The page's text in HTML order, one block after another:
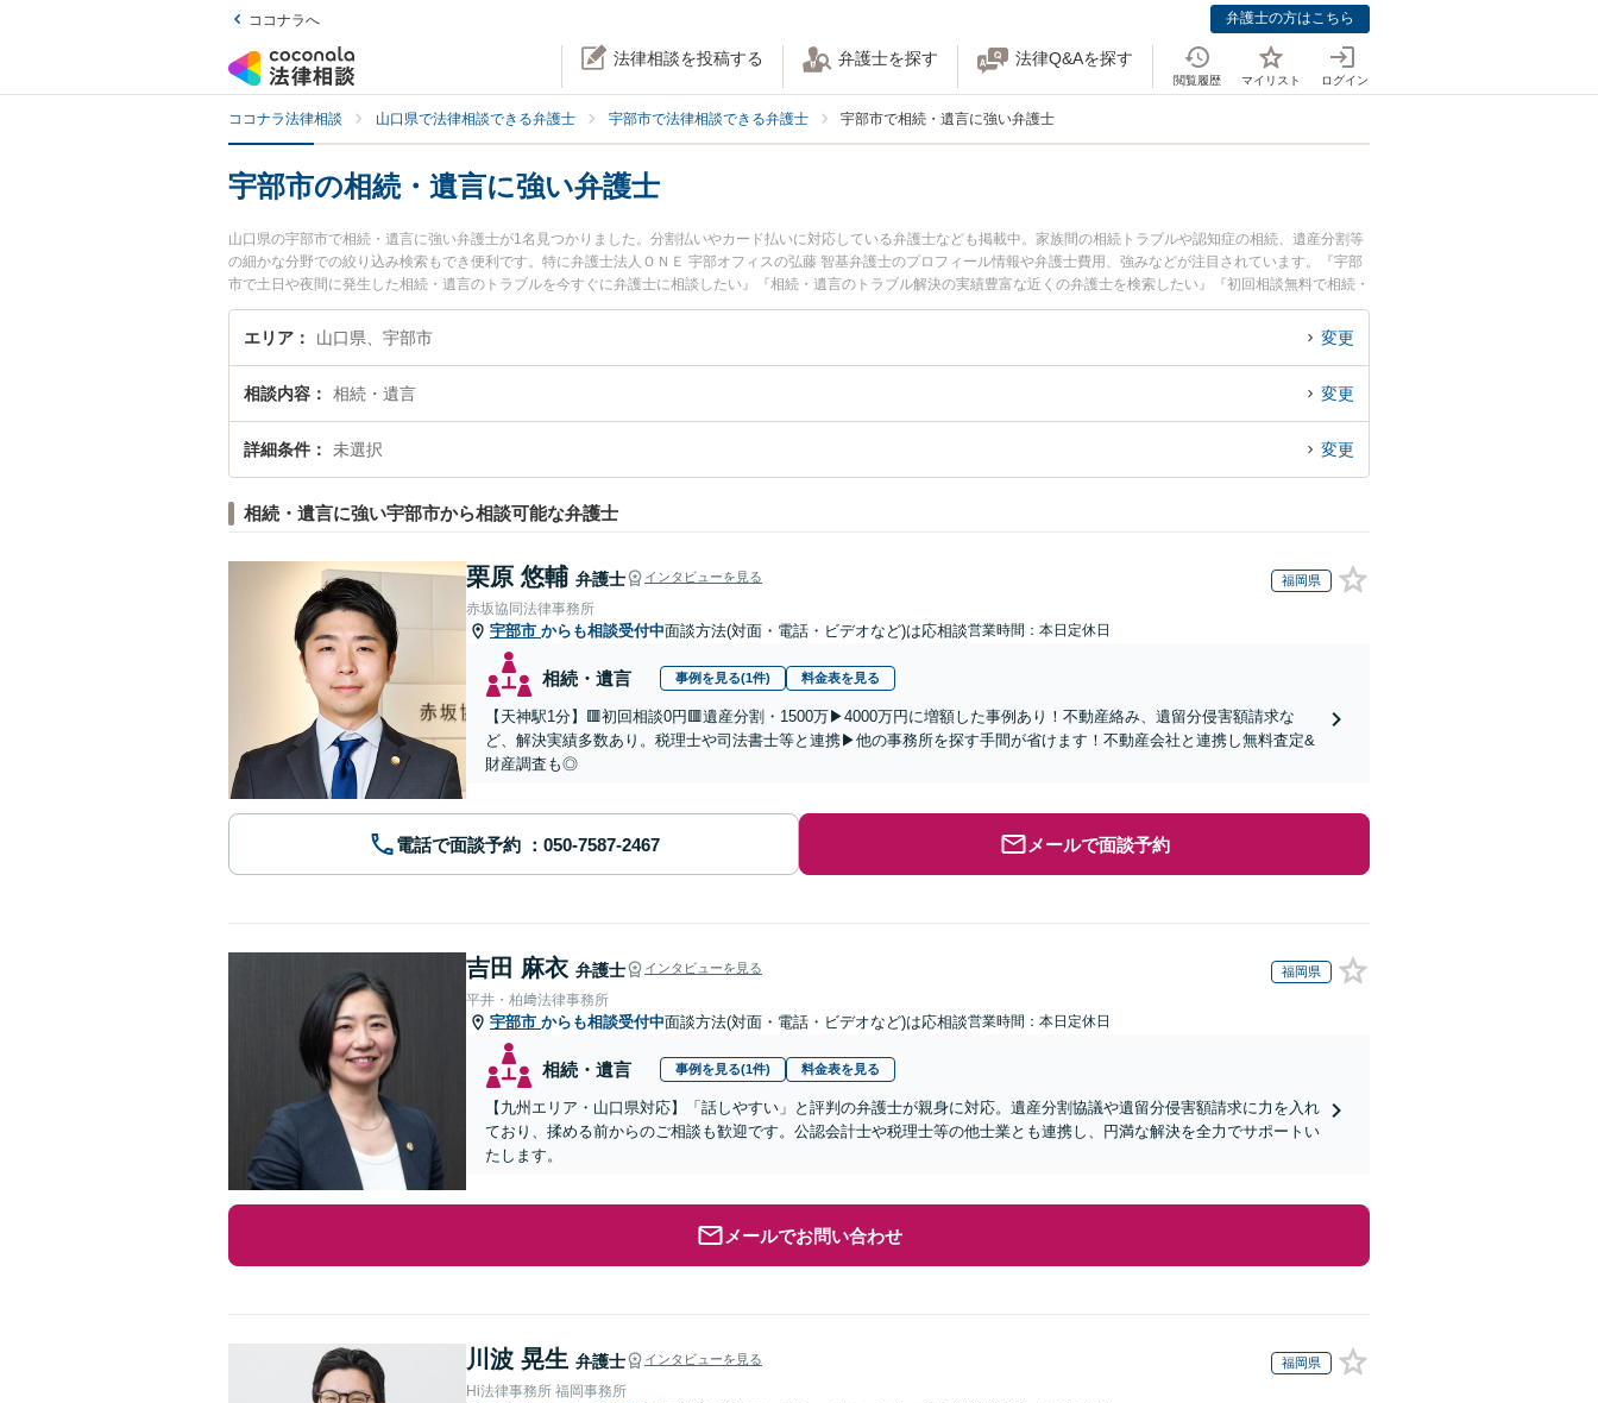
ココナラへ 弁護士の方はこちら
法律相談を投稿する 弁護士を探す 法律Q&Aを探す
閲覧履歴 マイリスト ログイン
ココナラ法律相談 山口県で法律相談できる弁護士 宇部市で法律相談できる弁護士 宇部市で相続・遺言に強い弁護士
宇部市の相続・遺言に強い弁護士
山口県の宇部市で相続・遺言に強い弁護士が1名見つかりました。分割払いやカード払いに対応している弁護士なども掲載中。家族間の相続トラブルや認知症の相続、遺産分割等
の細かな分野での絞り込み検索もでき便利です。特に弁護士法人ＯＮＥ 宇部オフィスの弘藤 智基弁護士のプロフィール情報や弁護士費用、強みなどが注目されています。『宇部
市で土日や夜間に発生した相続・遺言のトラブルを今すぐに弁護士に相談したい』『相続・遺言のトラブル解決の実績豊富な近くの弁護士を検索したい』『初回相談無料で相続・
遺言を法律相談できる宇部市内の弁護士に相談予約したい』などでお困りの相談者さんにおすすめです。
エリア 山口県、宇部市 変更
相談内容 相続・遺言 変更
詳細条件 未選択 変更
相続・遺言に強い宇部市から相談可能な弁護士
栗原 悠輔 弁護士 インタビューを見る 福岡県
赤坂協同法律事務所
宇部市 からも相談受付中面談方法(対面・電話・ビデオなど)は応相談営業時間：本日定休日
相続・遺言 事例を見る(1件) 料金表を見る
【天神駅1分】🟥初回相談0円🟥遺産分割・1500万▶4000万円に増額した事例あり！不動産絡み、遺留分侵害額請求な
ど、解決実績多数あり。税理士や司法書士等と連携▶他の事務所を探す手間が省けます！不動産会社と連携し無料査定&
財産調査も◎
電話で面談予約 メールで面談予約
吉田 麻衣 弁護士 インタビューを見る 福岡県
平井・柏﨑法律事務所
宇部市 からも相談受付中面談方法(対面・電話・ビデオなど)は応相談営業時間：本日定休日
相続・遺言 事例を見る(1件) 料金表を見る
【九州エリア・山口県対応】「話しやすい」と評判の弁護士が親身に対応。遺産分割協議や遺留分侵害額請求に力を入れ
ており、揉める前からのご相談も歓迎です。公認会計士や税理士等の他士業とも連携し、円満な解決を全力でサポートい
たします。
メールでお問い合わせ
川波 晃生 弁護士 インタビューを見る 福岡県
Hi法律事務所 福岡事務所